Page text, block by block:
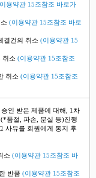
용약관 15조참조 바로가
(이용약관 15조참조 바로
결건의 취소 (이용약관 15
취소 (이용약관 15조참조
취소 (이용약관 15조참조
인 받은 제품에 대해, 1차
품절, 파손, 분실 등)진행
사유를 회원에게 통지 후
소 (이용약관 15조참조 바
반품 (이용약관 15조참조